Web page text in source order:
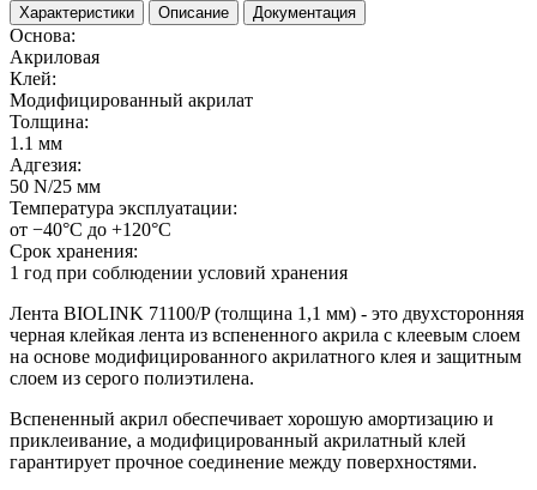
Характеристики
Описание Документация
Основа:
Акриловая
Клей:
Модифицированный акрилат
Толщина:
1.1 мм
Адгезия:
50 N/25 мм
Температура эксплуатации:
от −40°С до +120°С
Срок хранения:
1 год при соблюдении условий хранения
Лента BIOLINK 71100/P (толщина 1,1 мм) - это двухсторонняя
черная клейкая лента из вспененного акрила с клеевым слоем
на основе модифицированного акрилатного клея и защитным
слоем из серого полиэтилена.
Вспененный акрил обеспечивает хорошую амортизацию и
приклеивание, а модифицированный акрилатный клей
гарантирует прочное соединение между поверхностями.